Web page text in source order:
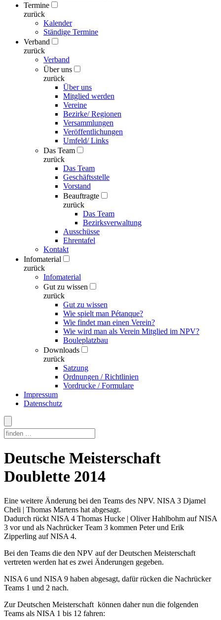
Termine
zurück
Kalender
Ständige Termine
Verband
zurück
Verband
Über uns
zurück
Über uns
Mitglied werden
Vereine
Bezirke/ Regionen
Versammlungen
Veröffentlichungen
Umfeld/ Links
Das Team
zurück
Das Team
Geschäftsstelle
Vorstand
Beauftragte
zurück
Das Team
Bezirksverwaltung
Ausschüsse
Ehrentafel
Kontakt
Infomaterial
zurück
Infomaterial
Gut zu wissen
zurück
Gut zu wissen
Wie spielt man Pétanque?
Wie findet man einen Verein?
Wie wird man als Verein Mitglied im NPV?
Bouleplatzbau
Downloads
zurück
Satzung
Ordnungen / Richtlinien
Vordrucke / Formulare
Impressum
Datenschutz
Skip
to
content
Deutsche Meisterschaft
Doublette 2014
Eine weitere Änderung bei den Teams des NPV. NISA 3 Djamel
Cheli | Thomas Martens hat abgesagt.
Dadurch rückt NISA 4 Thomas Hucke | Oliver Hahlbohm auf NISA
3 vor und als Nachrücker Team 3 kommen Peter und Erik
Zipperling auf NISA 4.
Bei den Teams die den NPV auf der Deutschen Meisterschaft
vertreten werden hat es zwei Änderungen gegeben.
NISA 6 und NISA 9 haben abgesagt, dafür rücken die Nachrücker
Teams 1 und 2 nach.
Zur Deutschen Meisterschaft können daher nun die folgenden
Teams als NISA 1 bis 12 fahren: